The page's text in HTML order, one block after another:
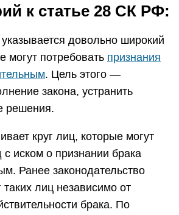
к статье 28 СК РФ:
довольно широкий
могут потребовать признания
. Цель этого —
закона, устранить
решения.
круг лиц, которые могут
с иском о признании брака
Ранее законодательство
лиц независимо от
брака. По